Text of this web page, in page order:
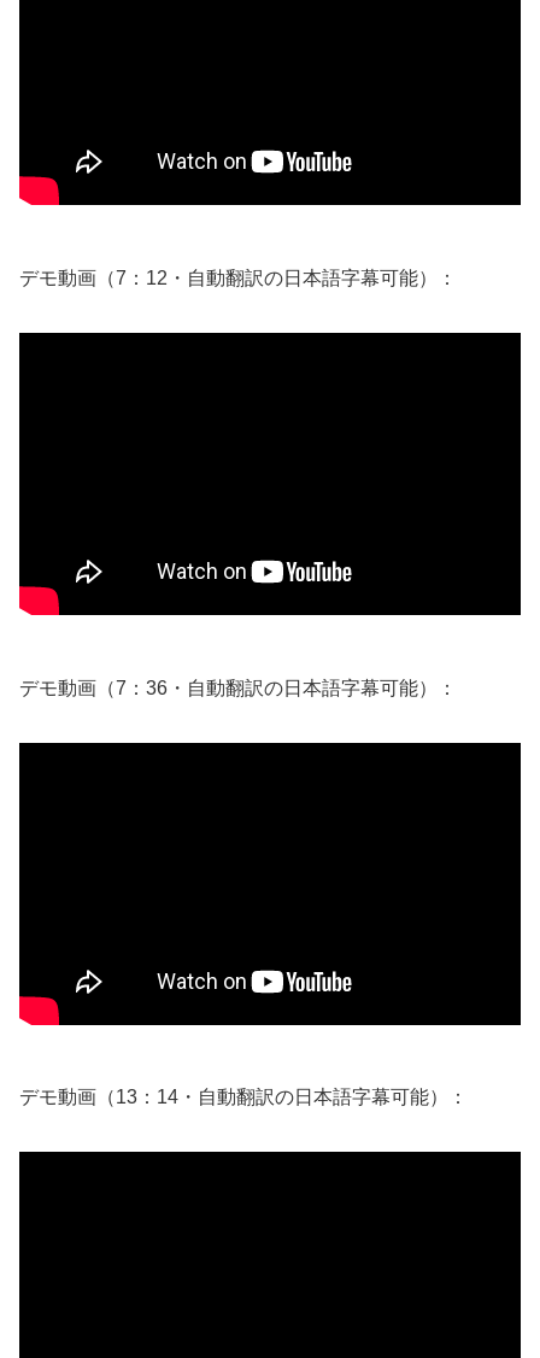
デモ動画（7：12・自動翻訳の日本語字幕可能）：
デモ動画（7：36・自動翻訳の日本語字幕可能）：
デモ動画（13：14・自動翻訳の日本語字幕可能）：